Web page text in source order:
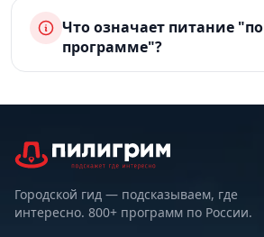
Что означает питание "по
программе"?
Городской гид — подсказываем, где
интересно. 800+ программ по России.